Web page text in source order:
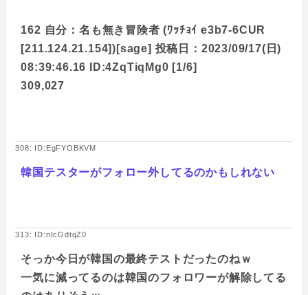
162 自分：名も無き冒険者 (ﾜｯﾁｮｲ e3b7-6CUR
[211.124.21.154])[sage] 投稿日：2023/09/17(日)
08:39:46.16 ID:4ZqTiqMg0 [1/6]
309,027
308: ID:EgFYOBKVM
韓国テスターがフォロー外してるのかもしれない
313: ID:nIcGdtqZ0
そっか今日が韓国の最終テストだったのねｗ
一気に減ってるのは韓国のフォロワーが解除してる